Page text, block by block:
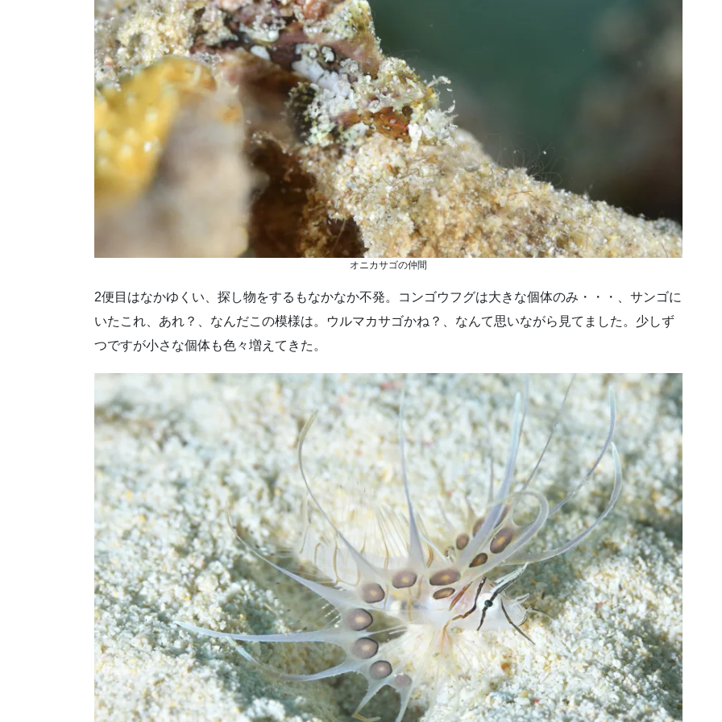
オニカサゴの仲間
2便目はなかゆくい、探し物をするもなかなか不発。コンゴウフグは大きな個体のみ・・・、サンゴに
いたこれ、あれ？、なんだこの模様は。ウルマカサゴかね？、なんて思いながら見てました。少しず
つですが小さな個体も色々増えてきた。